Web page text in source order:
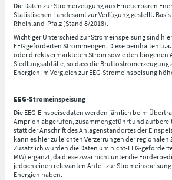
Die Daten zur Stromerzeugung aus Erneuerbaren
Statistischen Landesamt zur Verfügung gestellt.
Rheinland-Pfalz (Stand 8/2018).
Wichtiger Unterschied zur Stromeinspeisung sind
EEG geförderten Strommengen. Diese beinhalten
oder direktvermarkteten Strom sowie den biogenen
Siedlungsabfälle, so dass die Bruttostromerzeugung
Energien im Vergleich zur EEG-Stromeinspeisung
EEG-Stromeinspeisung
Die EEG-Einspeisedaten werden jährlich beim
Amprion abgerufen, zusammengeführt und
statt der Anschrift des Anlagenstandortes der
kann es hier zu leichten Verzerrungen der
Zusätzlich wurden die Daten um nicht-EEG-
MW) ergänzt, da diese zwar nicht unter die
jedoch einen relevanten Anteil zur
Energien haben.